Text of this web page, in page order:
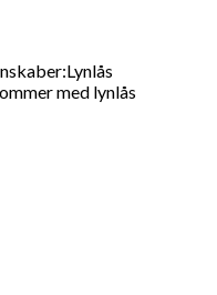
med lynlås